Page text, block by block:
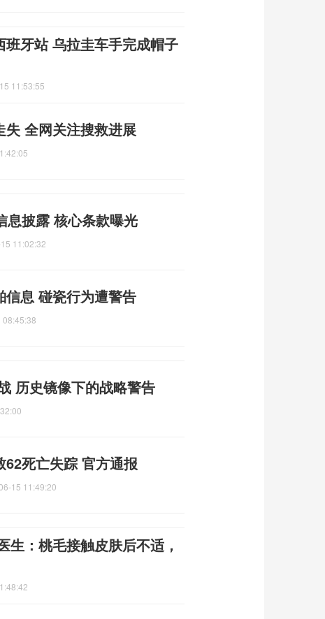
牙站 乌拉圭车手完成帽子
11:53:55
全网关注搜救进展
息披露 核心条款曝光
11:02:32
信息 碰瓷行为遭警告
08:45:38
历史镜像下的战略警告
死亡失踪 官方通报
15 11:49:20
生：桃毛接触皮肤后不适，